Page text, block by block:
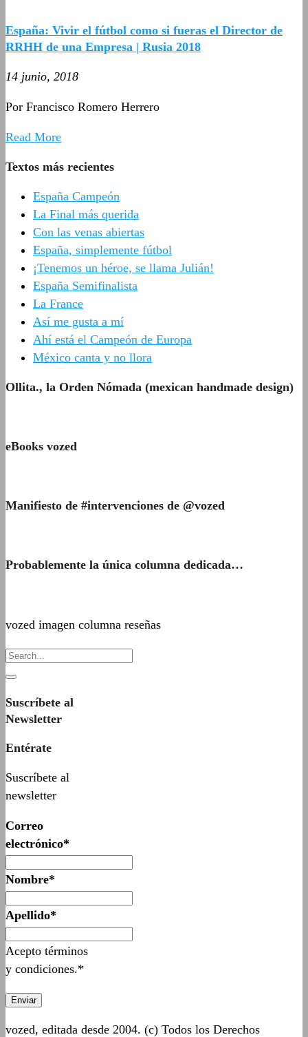
España: Vivir el fútbol como si fueras el Director de
RRHH de una Empresa | Rusia 2018
14 junio, 2018
Por Francisco Romero Herrero
Read More
Textos más recientes
España Campeón
La Final más querida
Con las venas abiertas
España, simplemente fútbol
¡Tenemos un héroe, se llama Julián!
España Semifinalista
La France
Así me gusta a mí
Ahí está el Campeón de Europa
México canta y no llora
Ollita., la Orden Nómada (mexican handmade design)
eBooks vozed
Manifiesto de #intervenciones de @vozed
Probablemente la única columna dedicada…
vozed imagen columna reseñas
Suscríbete al
Newsletter
Entérate
Suscríbete al
newsletter
Correo
electrónico*
Nombre*
Apellido*
Acepto términos
y condiciones.*
vozed, editada desde 2004. (c) Todos los Derechos